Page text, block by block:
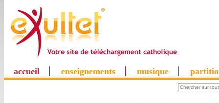
accueil enseignements musique